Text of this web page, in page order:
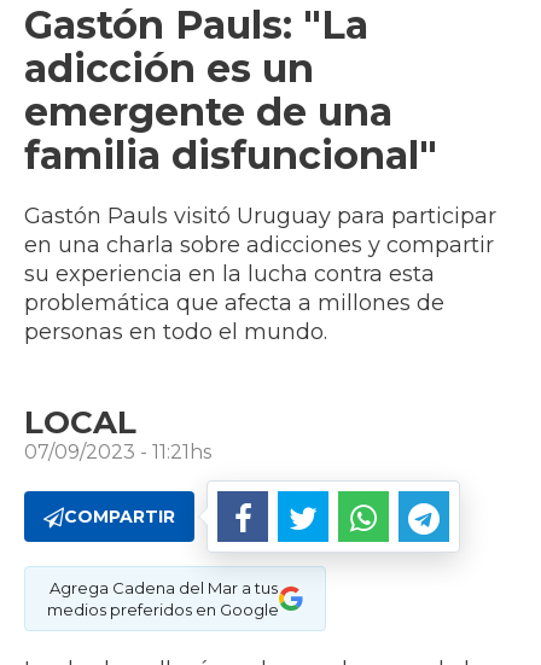
Gastón Pauls: "La
adicción es un
emergente de una
familia disfuncional"
Gastón Pauls visitó Uruguay para participar
en una charla sobre adicciones y compartir
su experiencia en la lucha contra esta
problemática que afecta a millones de
personas en todo el mundo.
LOCAL
07/09/2023 - 11:21hs
COMPARTIR
Agrega Cadena del Mar a tus
medios preferidos en Google